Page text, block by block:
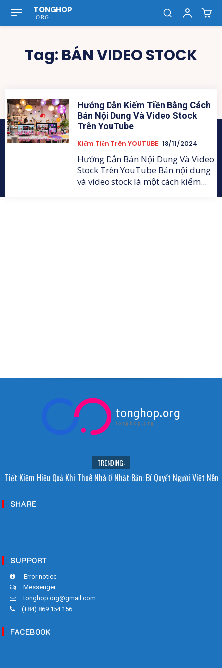
TONGHOP
.ORG
Tag: BÁN VIDEO STOCK
Hướng Dẫn Kiếm Tiền Bằng Cách
Bán Nội Dung Và Video Stock
Trên YouTube
Kiếm Tiền Trên YOUTUBE 18/11/2024
Hướng Dẫn Bán Nội Dung Và Video
Stock Trên YouTube Bán nội dung
và video stock là một cách kiếm...
tonghop.org
tonghop.org
TRENDING:
Sao Người Nhật Không Ăn Hoa Quả Tự Trồng? Sự Thật Bất Ngờ Đằng
Tiết Kiệm Hiệu Quả Khi Thuê Nhà Ở Nhật Bản: Bí Quyết Người Việt Nên
SHARE
SUPPORT
Error notice
Messenger
tonghop.org@gmail.com
(+84) 869 154 156
FACEBOOK